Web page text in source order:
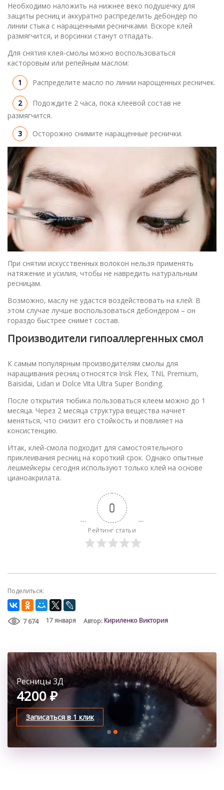
Необходимо наложить на нижнее веко подушечку для
защиты ресниц и аккуратно распределить дебондер по
линии стыка с наращенными ресничками. Вскоре клей
размягчится, и ворсинки станут отпадать.
Для снятия клея-смолы можно воспользоваться
касторовым или репейным маслом:
Распределите масло по линии нарощенных ресничек.
Подождите 2 часа, пока клеевой состав не
размягчится.
Осторожно снимите наращенные реснички.
При снятии искусственных волокон нельзя применять
натяжение и усилия, чтобы не навредить натуральным
ресницам.
Возможно, маслу не удастся воздействовать на клей. В
этом случае лучше воспользоваться дебондером – он
гораздо быстрее снимет состав.
Производители гипоаллергенных смол
К самым популярным производителям смолы для
наращивания ресниц относятся Irisk Flex, TNL Premium,
Baisidai, Lidan и Dolce Vita Ultra Super Bonding.
После открытия тюбика пользоваться клеем можно до 1
месяца. Через 2 месяца структура вещества начнет
меняться, что снизит его стойкость и повлияет на
консистенцию.
Итак, клей-смола подходит для самостоятельного
приклеивания ресниц на короткий срок. Однако опытные
лешмейкеры сегодня используют только клей на основе
цианоакрилата.
0
Рейтинг статьи
Поделиться:
7 674 17 января Автор: Кириленко Виктория
Ресницы 2Д
3700 ₽
Записаться в 1 клик
Ресницы 3Д
4200 ₽
Записаться в 1 клик